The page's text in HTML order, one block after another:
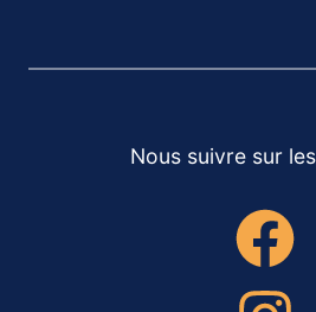
Nous suivre sur